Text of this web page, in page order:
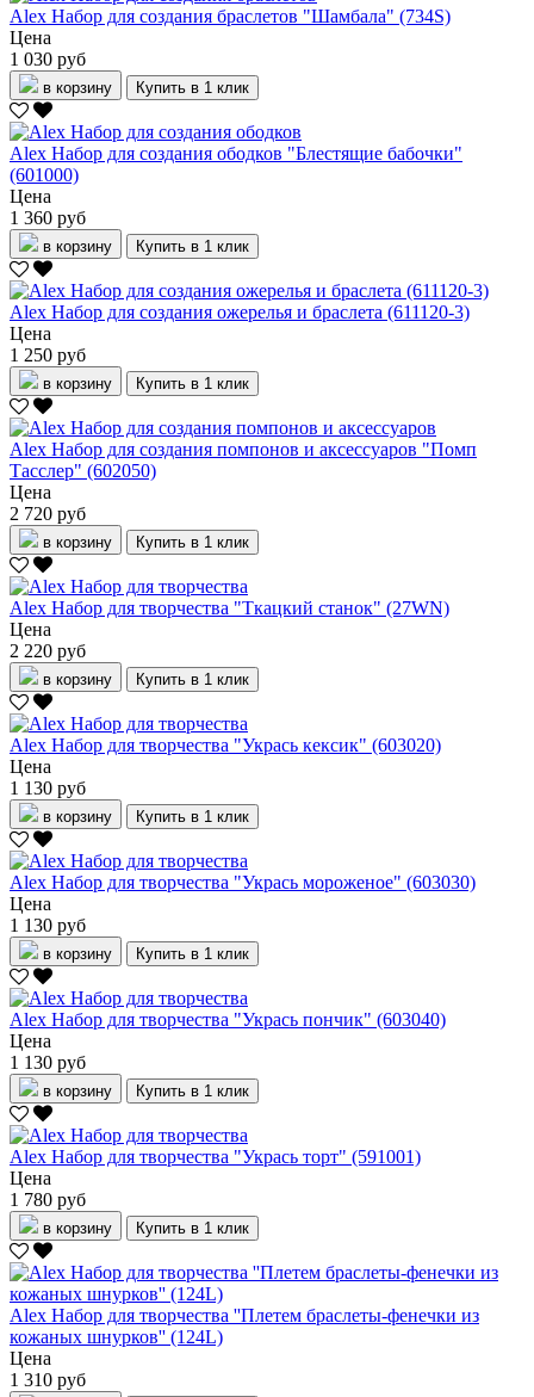
Alex Набор для создания браслетов "Шамбала" (734S)
Цена
1 030 руб
в корзину Купить в 1 клик
Alex Набор для создания ободков "Блестящие бабочки"
(601000)
Цена
1 360 руб
в корзину Купить в 1 клик
Alex Набор для создания ожерелья и браслета (611120-3)
Цена
1 250 руб
в корзину Купить в 1 клик
Alex Набор для создания помпонов и аксессуаров "Помп
Тасслер" (602050)
Цена
2 720 руб
в корзину Купить в 1 клик
Alex Набор для творчества "Ткацкий станок" (27WN)
Цена
2 220 руб
в корзину Купить в 1 клик
Alex Набор для творчества "Укрась кексик" (603020)
Цена
1 130 руб
в корзину Купить в 1 клик
Alex Набор для творчества "Укрась мороженое" (603030)
Цена
1 130 руб
в корзину Купить в 1 клик
Alex Набор для творчества "Укрась пончик" (603040)
Цена
1 130 руб
в корзину Купить в 1 клик
Alex Набор для творчества "Укрась торт" (591001)
Цена
1 780 руб
в корзину Купить в 1 клик
Alex Набор для творчества ''Плетем браслеты-фенечки из
кожаных шнурков'' (124L)
Цена
1 310 руб